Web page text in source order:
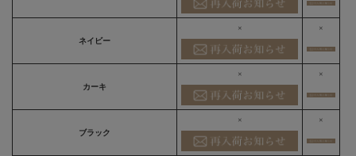
ネイビー
× ×
カーキ
× ×
ブラック
× ×